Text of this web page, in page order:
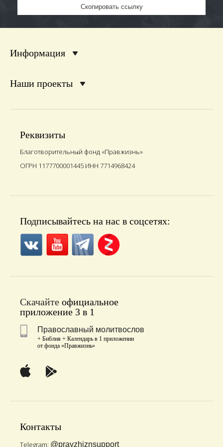
Скопировать ссылку
Информация
Наши проекты
Реквизиты
Благотворительный фонд «Правжизнь»
ОГРН 1177700001445 ИНН 7714968424
Подписывайтесь на нас в соцсетях:
Скачайте официальное
приложение 3 в 1
Православный молитвослов
+ Библия + Календарь в 1 приложении
от фонда «Правжизнь»
Контакты
Telegram: @pravzhiznsupport